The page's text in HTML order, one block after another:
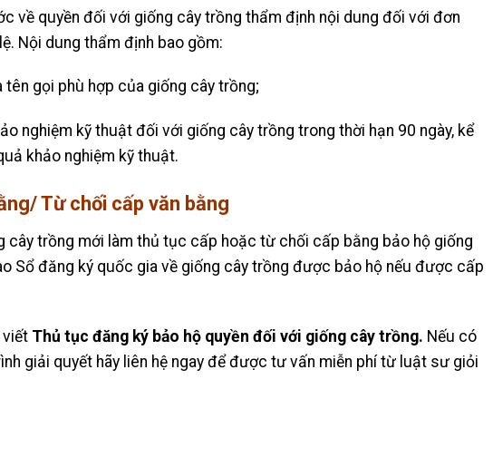
về quyền đối với giống cây trồng thẩm định nội dung đối với đơn
Nội dung thẩm định bao gồm:
gọi phù hợp của giống cây trồng;
nghiệm kỹ thuật đối với giống cây trồng trong thời hạn 90 ngày, kể
khảo nghiệm kỹ thuật.
Từ chối cấp văn bằng
cây trồng mới làm thủ tục cấp hoặc từ chối cấp bằng bảo hộ giống
Sổ đăng ký quốc gia về giống cây trồng được bảo hộ nếu được cấp
viết Thủ tục đăng ký bảo hộ quyền đối với giống cây trồng. Nếu có
giải quyết hãy liên hệ ngay để được tư vấn miễn phí từ luật sư giỏi